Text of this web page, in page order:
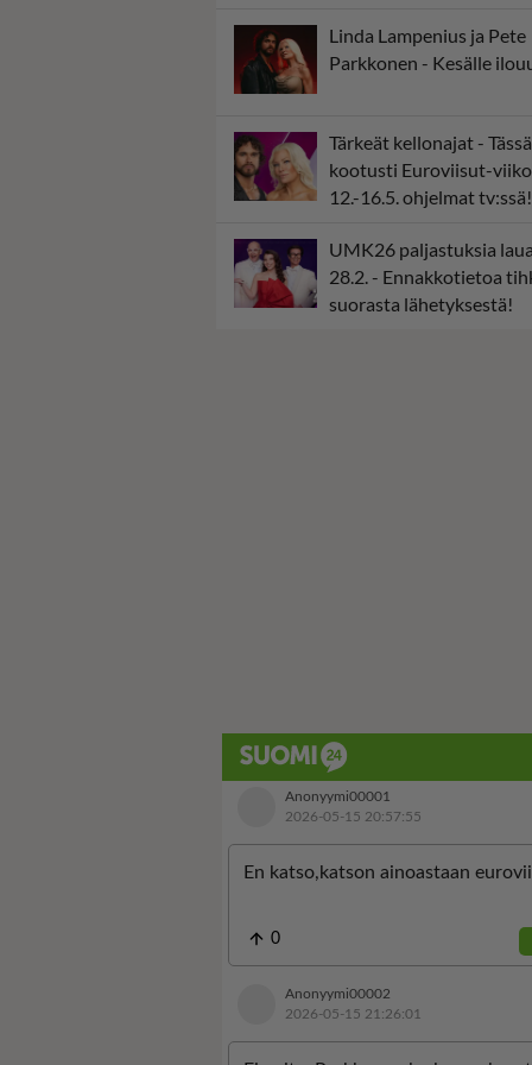
Linda Lampenius ja Pete
Parkkonen - Kesälle
Tärkeät kellonajat - Tässä
kootusti Euroviisut-
12.-16.5. ohjelmat tv:ssä!
UMK26 paljastuksia
28.2. - Ennakkotietoa
suorasta lähetyksestä!